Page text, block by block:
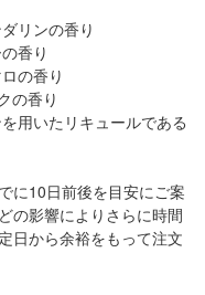
リンの香り
香り
の香り
の香り
用いたリキュールである
に10日前後を目安にご案
の影響によりさらに時間
日から余裕をもって注文